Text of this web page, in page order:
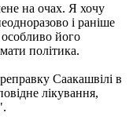
на очах. Я хочу
і раніше
його
політика.
Саакашвілі в
лікування,